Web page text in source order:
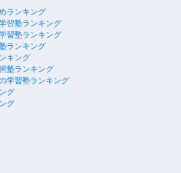
ランキング
習塾ランキング
習塾ランキング
ランキング
キング
塾ランキング
学習塾ランキング
グ
グ